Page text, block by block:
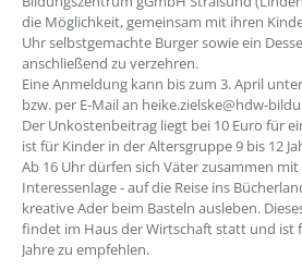
die Möglichkeit, gemeinsam mit ihren
Uhr selbstgemachte Burger sowie ein
anschließend zu verzehren.
Eine Anmeldung kann bis zum 3. April
bzw. per E-Mail an heike.zielske@hdw-
Der Unkostenbeitrag liegt bei 10 Euro für
ist für Kinder in der Altersgruppe 9 bis 12
Ab 16 Uhr dürfen sich Väter zusammen
Interessenlage - auf die Reise ins
kreative Ader beim Basteln ausleben.
findet im Haus der Wirtschaft statt und ist
Jahre zu empfehlen.